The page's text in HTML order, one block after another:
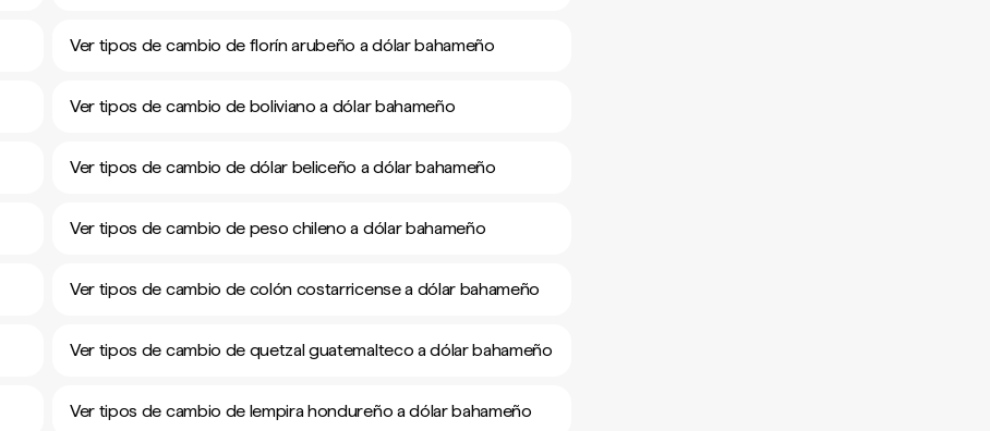
Ver tipos de cambio de florín arubeño a dólar bahameño
Ver tipos de cambio de boliviano a dólar bahameño
Ver tipos de cambio de dólar beliceño a dólar bahameño
Ver tipos de cambio de peso chileno a dólar bahameño
Ver tipos de cambio de colón costarricense a dólar bahameño
Ver tipos de cambio de quetzal guatemalteco a dólar bahameño
Ver tipos de cambio de lempira hondureño a dólar bahameño